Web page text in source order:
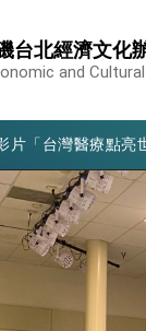
台北經濟文化
and
會開幕 總統盼分
談話 強調臺灣人
達史瓦帝尼王國進
敘 盼化分歧為團
達成6大目標、